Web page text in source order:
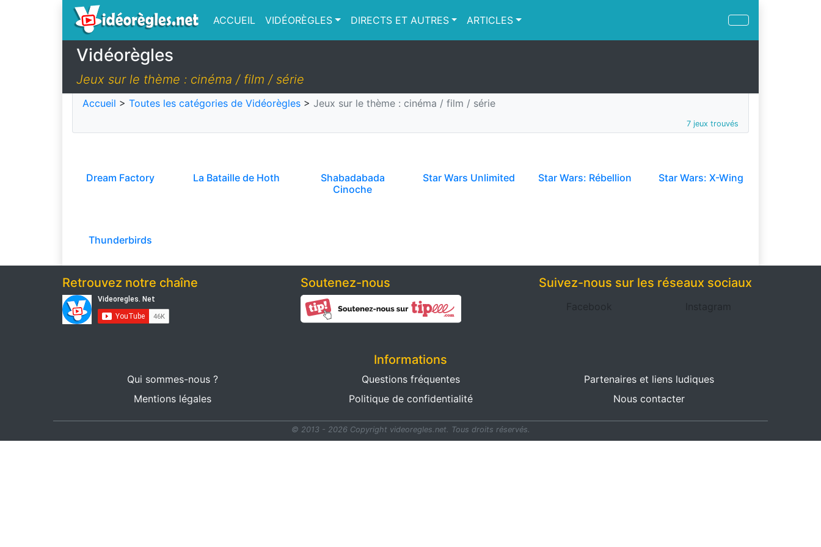
ACCUEIL VIDÉORÈGLES DIRECTS ET AUTRES ARTICLES
Vidéorègles
Jeux sur le thème : cinéma / film / série
Accueil > Toutes les catégories de Vidéorègles > Jeux sur le thème : cinéma / film / série
7 jeux trouvés
Dream Factory La Bataille de Hoth
Shabadabada
Cinoche
Star Wars Unlimited Star Wars: Rébellion Star Wars: X-Wing
Thunderbirds
Retrouvez notre chaîne Soutenez-nous Suivez-nous sur les réseaux sociaux
Facebook Instagram
Informations
Qui sommes-nous ? Questions fréquentes
Partenaires et liens ludiques
Mentions légales
Politique de confidentialité Nous contacter
© 2013 - 2026 Copyright videoregles.net. Tous droits réservés.